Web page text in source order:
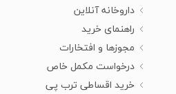
داروخانه آنلاین
راهنمای خرید
مجوزها و افتخارات
درخواست مکمل خاص
خرید اقساطی ترب پی